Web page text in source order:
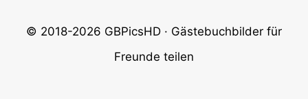
© 2018-2026 GBPicsHD · Gästebuchbilder für
Freunde teilen